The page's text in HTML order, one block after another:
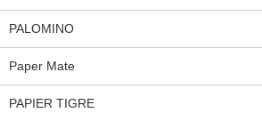
PALOMINO
Paper Mate
PAPIER TIGRE